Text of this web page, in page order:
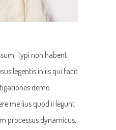
Typi non habent
legentis in iis qui facit
demo
me lius quod ii legunt
processus dynamicus,